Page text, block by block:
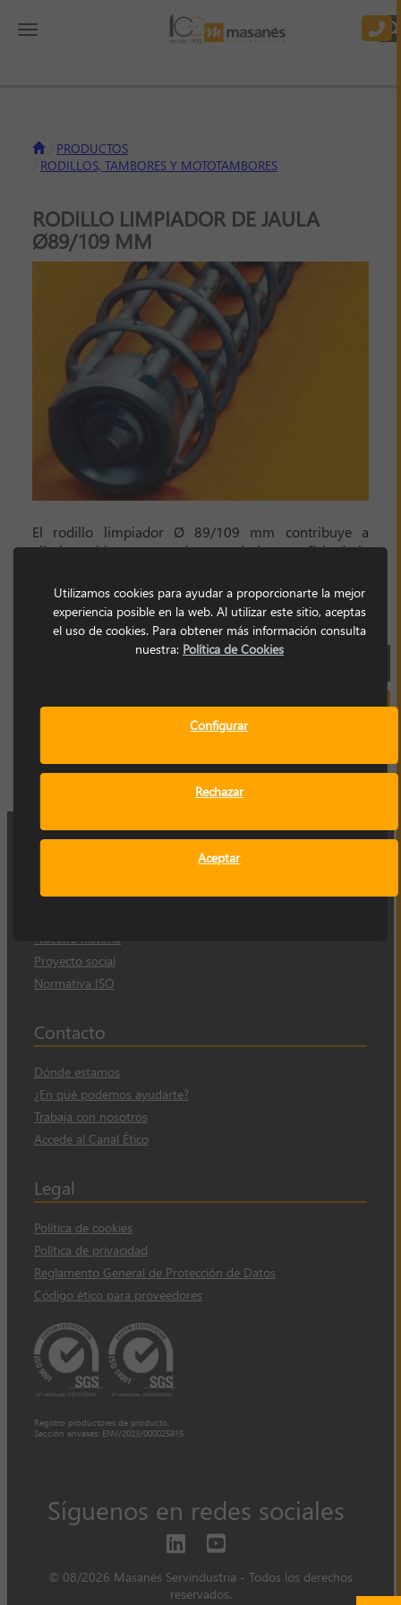
Toggle navigation
PRODUCTOS
RODILLOS, TAMBORES Y MOTOTAMBORES
RODILLO LIMPIADOR DE JAULA
Ø89/109 MM
El rodillo limpiador Ø 89/109 mm contribuye a
eliminar el incremento de resto de la superficie de la
parte central, donde tienen que eliminar el incremento
de los restos y en los extremos, donde sostienen y
protegen los bordes de la banda.
SOLICITAR INFORMACIÓN
Nuestra historia
Proyecto social
Normativa ISO
Contacto
Dónde estamos
¿En qué podemos ayudarte?
Trabaja con nosotros
Accede al Canal Ético
Legal
Política de cookies
Política de privacidad
Reglamento General de Protección de Datos
Código ético para proveedores
Registro productores de producto.
Sección envases: ENV/2023/000025815
Síguenos en redes sociales
© 08/2026 Masanés Servindustria - Todos los derechos
reservados.
Utilizamos cookies para ayudar a proporcionarte la mejor
experiencia posible en la web. Al utilizar este sitio, aceptas
el uso de cookies. Para obtener más información consulta
nuestra: Política de Cookies
Configurar
Rechazar
Aceptar